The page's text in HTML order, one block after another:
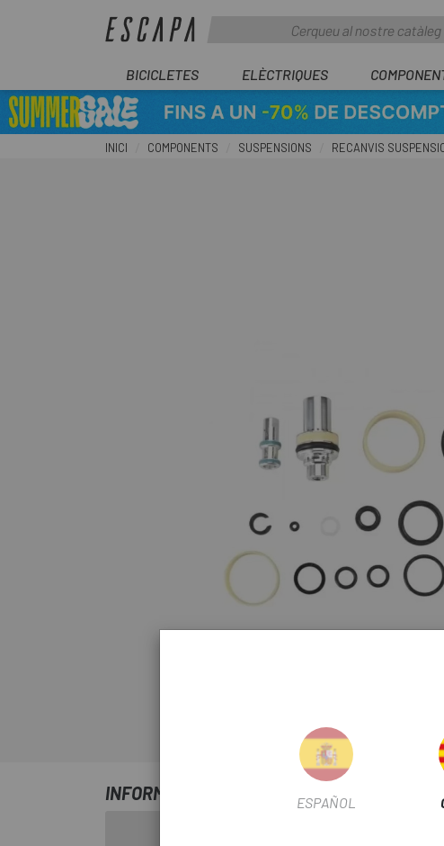
BICICLETES ELÈCTRIQUES
INICI COMPONENTS SUSPENSIONS RECANVIS
INFORMACIÓ SOBRE FOX KITESPAÑOL